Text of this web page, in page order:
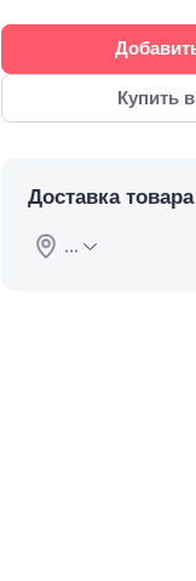
Купить
Доставка товара
...